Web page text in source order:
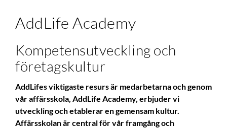
AddLife Academy
Kompetensutveckling och
företagskultur
AddLifes viktigaste resurs är medarbetarna och genom
vår affärsskola, AddLife Academy, erbjuder vi
utveckling och etablerar en gemensam kultur.
Affärsskolan är central för vår framgång och